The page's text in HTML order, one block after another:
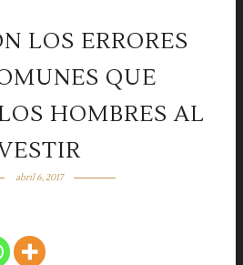
LOS ERRORES
QUE
HOMBRES AL
abril 6, 2017